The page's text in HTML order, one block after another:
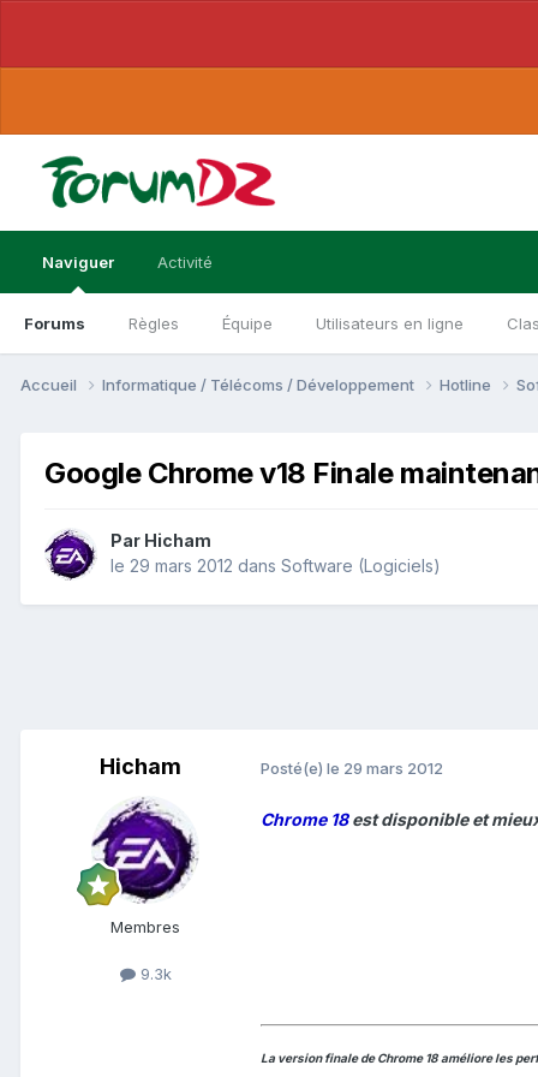
Naviguer
Forums Règles Équipe Utilisateurs en ligne
Activité
Accueil Informatique / Télécoms / Développement Hotline
Google Chrome v18 Finale
Par Hicham
le 29 mars 2012 dans Software (Logiciels)
Hicham
Membres
9.3k
Posté(e) le 29 mars 2012
Chrome 18est disponible et
La version finale de Chrome 18 améliore les